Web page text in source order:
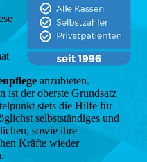
anzubieten.
ist der oberste Grundsatz
stets die Hilfe für
selbstständiges und
sowie ihre
Kräfte wieder